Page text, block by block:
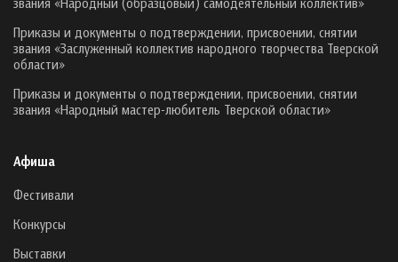
Приказы и документы о подтверждении, присвоении, снятии
звания «Заслуженный коллектив народного творчества Тверской
области»
Приказы и документы о подтверждении, присвоении, снятии
звания «Народный мастер-любитель Тверской области»
Афиша
Фестивали
Конкурсы
Выставки